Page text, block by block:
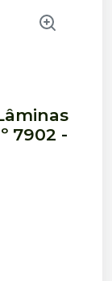
7902 -